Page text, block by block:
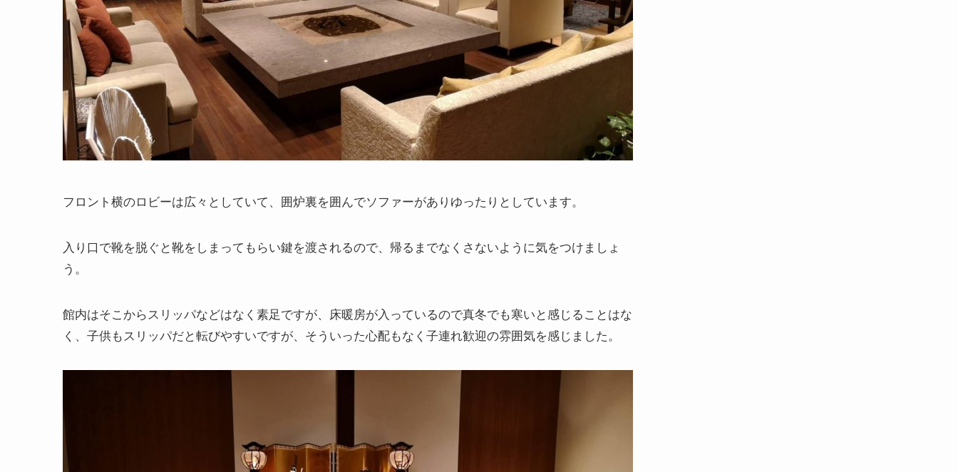
フロント横のロビーは広々としていて、囲炉裏を囲んでソファーがありゆったりとしています。
入り口で靴を脱ぐと靴をしまってもらい鍵を渡されるので、帰るまでなくさないように気をつけましょ
う。
館内はそこからスリッパなどはなく素足ですが、床暖房が入っているので真冬でも寒いと感じることはな
く、子供もスリッパだと転びやすいですが、そういった心配もなく子連れ歓迎の雰囲気を感じました。